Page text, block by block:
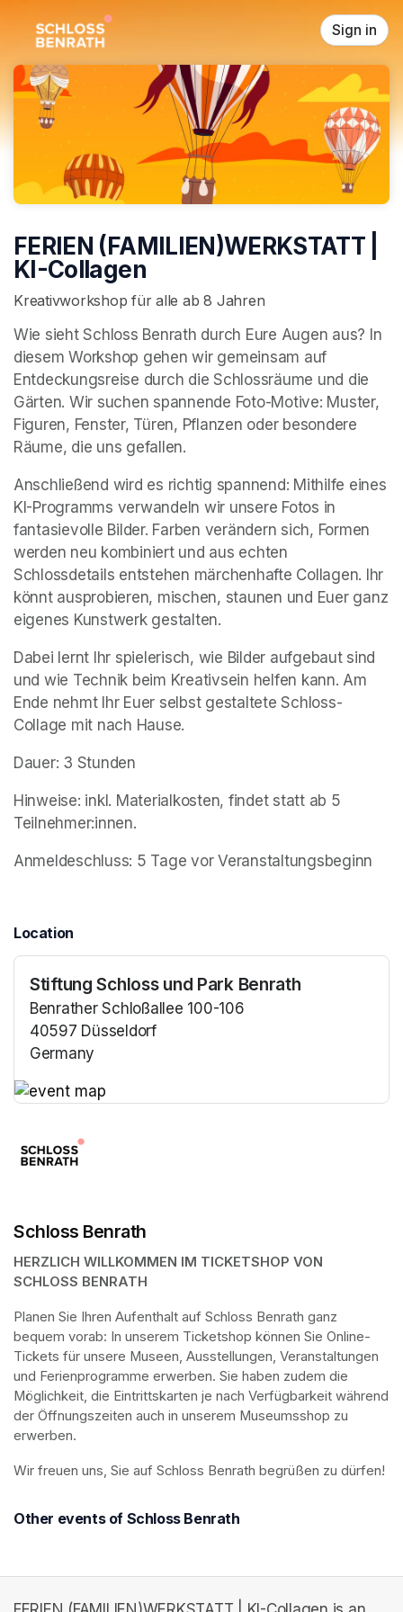
Sign in
FERIEN (FAMILIEN)WERKSTATT |
KI-Collagen
Kreativworkshop für alle ab 8 Jahren
Wie sieht Schloss Benrath durch Eure Augen aus? In
diesem Workshop gehen wir gemeinsam auf
Entdeckungsreise durch die Schlossräume und die
Gärten. Wir suchen spannende Foto-Motive: Muster,
Figuren, Fenster, Türen, Pflanzen oder besondere
Räume, die uns gefallen.
Anschließend wird es richtig spannend: Mithilfe eines
KI-Programms verwandeln wir unsere Fotos in
fantasievolle Bilder. Farben verändern sich, Formen
werden neu kombiniert und aus echten
Schlossdetails entstehen märchenhafte Collagen. Ihr
könnt ausprobieren, mischen, staunen und Euer ganz
eigenes Kunstwerk gestalten.
Dabei lernt Ihr spielerisch, wie Bilder aufgebaut sind
und wie Technik beim Kreativsein helfen kann. Am
Ende nehmt Ihr Euer selbst gestaltete Schloss-
Collage mit nach Hause.
Dauer: 3 Stunden
Hinweise: inkl. Materialkosten, findet statt ab 5
Teilnehmer:innen.
Anmeldeschluss: 5 Tage vor Veranstaltungsbeginn
Location
Stiftung Schloss und Park Benrath
Benrather Schloßallee 100-106
40597 Düsseldorf
Germany
Schloss Benrath
HERZLICH WILLKOMMEN IM TICKETSHOP VON
SCHLOSS BENRATH
Planen Sie Ihren Aufenthalt auf Schloss Benrath ganz
bequem vorab: In unserem Ticketshop können Sie Online-
Tickets für unsere Museen, Ausstellungen, Veranstaltungen
und Ferienprogramme erwerben. Sie haben zudem die
Möglichkeit, die Eintrittskarten je nach Verfügbarkeit während
der Öffnungszeiten auch in unserem Museumsshop zu
erwerben.
Wir freuen uns, Sie auf Schloss Benrath begrüßen zu dürfen!
Other events of Schloss Benrath